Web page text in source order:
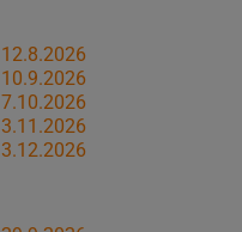
12.8.2026
10.9.2026
7.10.2026
3.11.2026
3.12.2026